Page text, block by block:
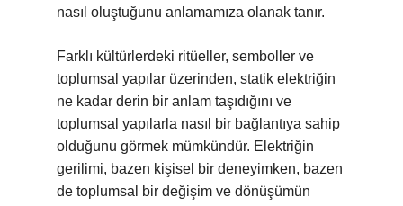
nasıl oluştuğunu anlamamıza olanak tanır.
Farklı kültürlerdeki ritüeller, semboller ve
toplumsal yapılar üzerinden, statik elektriğin
ne kadar derin bir anlam taşıdığını ve
toplumsal yapılarla nasıl bir bağlantıya sahip
olduğunu görmek mümkündür. Elektriğin
gerilimi, bazen kişisel bir deneyimken, bazen
de toplumsal bir değişim ve dönüşümün